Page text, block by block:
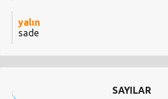
yalın
sade
SAYILAR